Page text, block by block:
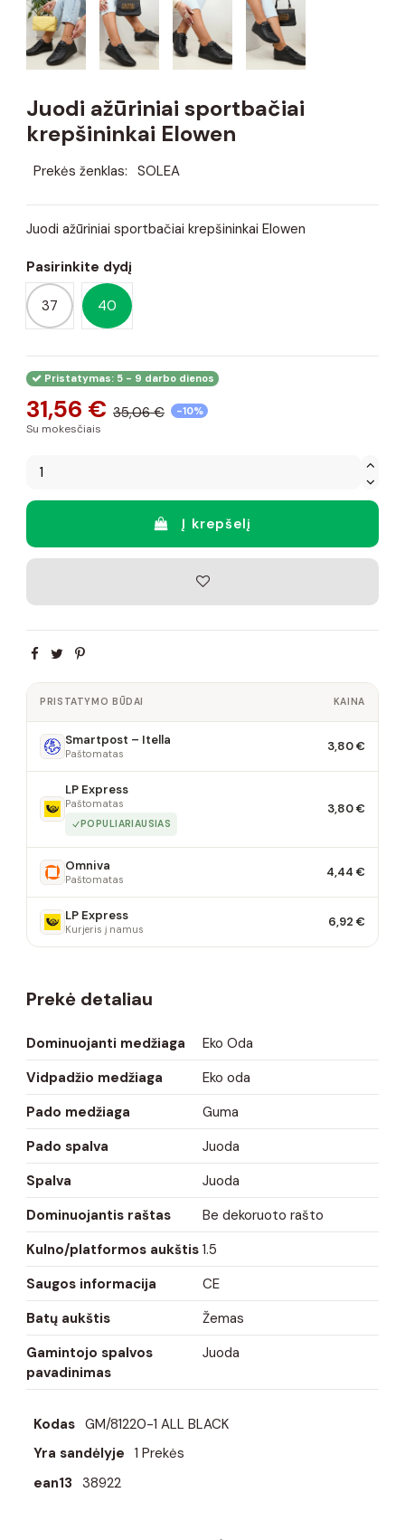
Juodi ažūriniai sportbačiai
krepšininkai Elowen
Prekės ženklas: SOLEA
Juodi ažūriniai sportbačiai krepšininkai Elowen
Pasirinkite dydį
37 40
Pristatymas: 5 - 9 darbo dienos
31,56 € 35,06 € -10%
Su mokesčiais
Į krepšelį
PRISTATYMO BŪDAI KAINA
Smartpost – Itella
Paštomatas 3,80 €
LP Express
Paštomatas
POPULIARIAUSIAS
3,80 €
Omniva
Paštomatas 4,44 €
LP Express
Kurjeris į namus 6,92 €
Prekė detaliau
Dominuojanti medžiaga
Eko Oda
Vidpadžio medžiaga
Eko oda
Pado medžiaga
Guma
Pado spalva
Juoda
Spalva
Juoda
Dominuojantis raštas
Be dekoruoto rašto
Kulno/platformos aukštis 1.5
Saugos informacija
CE
Batų aukštis
Žemas
Gamintojo spalvos
pavadinimas
Juoda
Kodas GM/81220-1 ALL BLACK
Yra sandėlyje 1 Prekės
ean13 38922